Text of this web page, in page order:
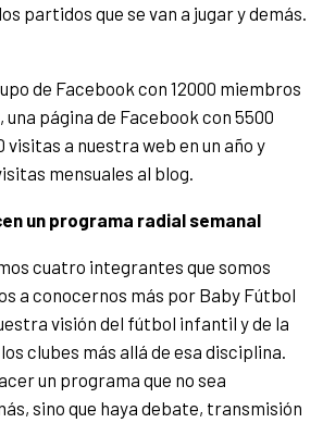
partidos que se van a jugar y demás.
de Facebook con 12000 miembros
página de Facebook con 5500
visitas a nuestra web en un año y
mensuales al blog.
un programa radial semanal
cuatro integrantes que somos
a conocernos más por Baby Fútbol
visión del fútbol infantil y de la
clubes más allá de esa disciplina.
un programa que no sea
sino que haya debate, transmisión